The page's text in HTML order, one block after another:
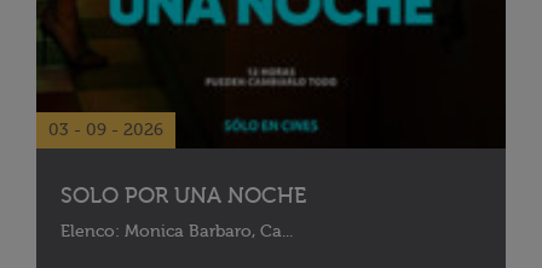
03 - 09 - 2026
SOLO POR UNA NOCHE
Elenco: Monica Barbaro, Ca...